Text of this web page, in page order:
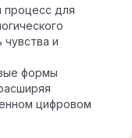
процесс для
и
формы
цифровом